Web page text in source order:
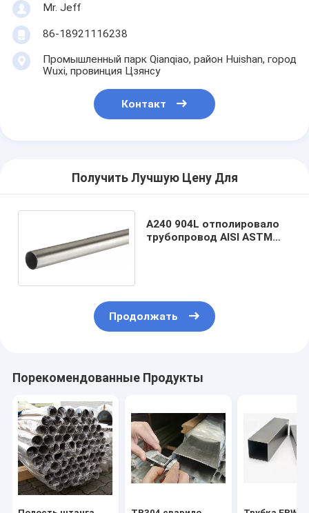
Mr. Jeff
86-18921116238
Промышленный парк Qianqiao, район Huishan, город
Wuxi, провинция Цзянсу
Контакт
Получить Лучшую Цену Для
A240 904L отполировало
трубопровод AISI ASTM
Продолжать
Порекомендованные Продукты